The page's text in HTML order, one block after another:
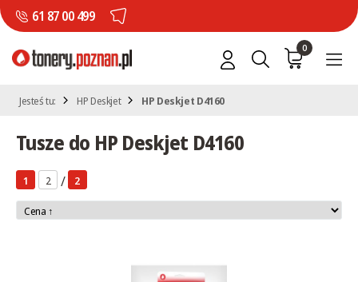
61 87 00 499
0
Jesteś tu: HP Deskjet HP Deskjet D4160
Tusze do HP Deskjet D4160
1 2 / 2